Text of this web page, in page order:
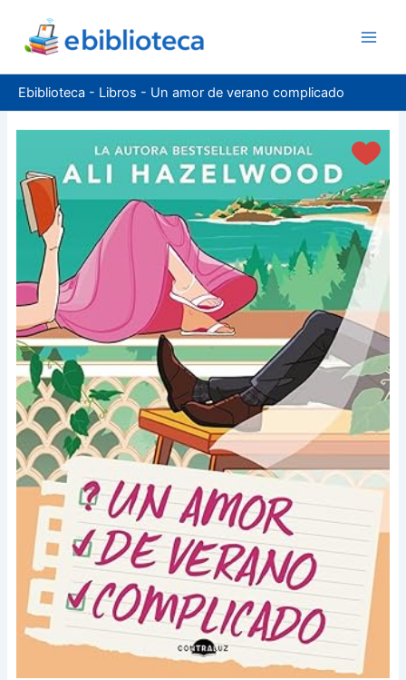
contenido
Ebiblioteca - Libros - Un amor de verano complicado